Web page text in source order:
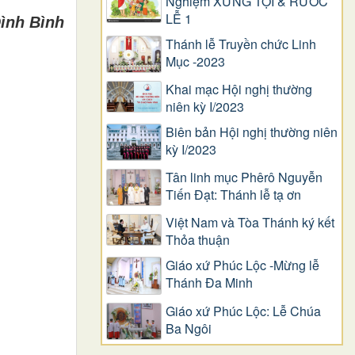
Bình
LỄ 1
Thánh lễ Truyền chức Linh
Mục -2023
Khai mạc Hội nghị thường
niên kỳ I/2023
Biên bản Hội nghị thường niên
kỳ I/2023
Tân linh mục Phêrô Nguyễn
Tiến Đạt: Thánh lễ tạ ơn
Việt Nam và Tòa Thánh ký kết
Thỏa thuận
Giáo xứ Phúc Lộc -Mừng lễ
Thánh Đa Minh
Giáo xứ Phúc Lộc: Lễ Chúa
Ba Ngôi